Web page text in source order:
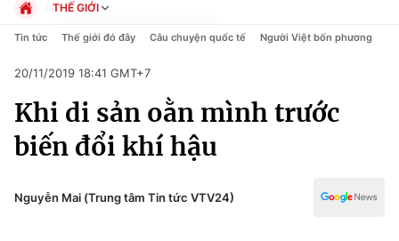
Chuyên mục
Chính trị
THẾ GIỚI
Chính trị
Pháp luật
Kinh tế
Thể thao
Truyền hình
Y tế
Tin tức Thế giới đó đây Câu chuyện quốc tế Người Việt bốn phương
20/11/2019 18:41 GMT+7
Khi di sản oằn mình trước
biến đổi khí hậu
Nguyễn Mai (Trung tâm Tin tức VTV24)